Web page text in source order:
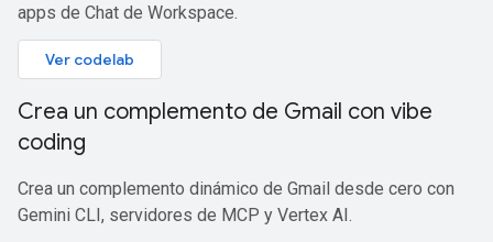
apps de Chat de Workspace.
Ver codelab
Crea un complemento de Gmail con vibe
coding
Crea un complemento dinámico de Gmail desde cero con
Gemini CLI, servidores de MCP y Vertex AI.